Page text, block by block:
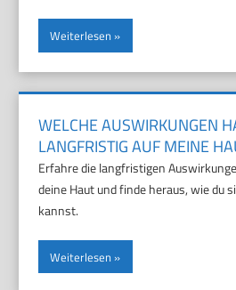
Weiterlesen
WELCHE AUSWIRKUNGEN
LANGFRISTIG AUF MEINE
Erfahre die langfristigen
deine Haut und finde heraus, wie du
kannst.
Weiterlesen